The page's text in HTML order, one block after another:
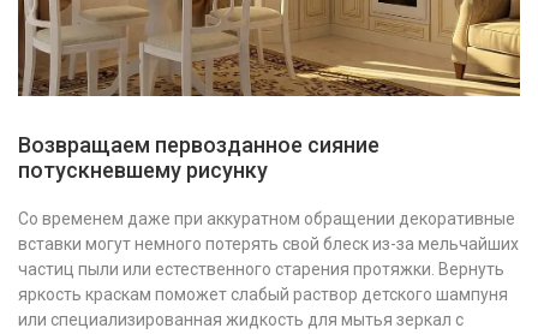
Возвращаем первозданное сияние
потускневшему рисунку
Со временем даже при аккуратном обращении декоративные
вставки могут немного потерять свой блеск из-за мельчайших
частиц пыли или естественного старения протяжки. Вернуть
яркость краскам поможет слабый раствор детского шампуня
или специализированная жидкость для мытья зеркал с